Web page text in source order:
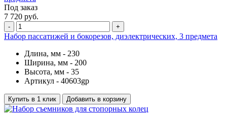
Под заказ
7 720 руб.
- +
Набор пассатижей и бокорезов, диэлектрических, 3 предмета
Длина, мм - 230
Ширина, мм - 200
Высота, мм - 35
Артикул - 40603gp
Купить в 1 клик Добавить в корзину